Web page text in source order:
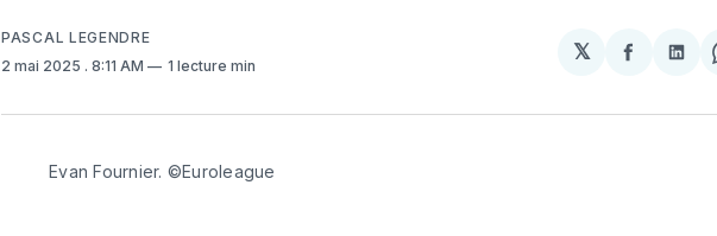
PASCAL LEGENDRE
2 mai 2025 . 8:11 AM 1 lecture min
𝕏
Evan Fournier. ©Euroleague